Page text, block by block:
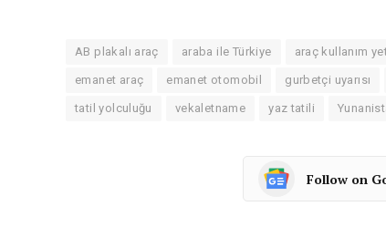
AB plakalı araç araba ile Türkiye araç kullanım
emanet araç emanet otomobil gurbetçi uyarısı
tatil yolculuğu vekaletname yaz tatili
Follow on